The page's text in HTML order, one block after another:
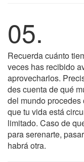
05.
Recuerda cuánto
veces has recibido
aprovecharlos.
des cuenta de qué
del mundo
que tu vida está
limitado. Caso de
para serenarte,
habrá otra.